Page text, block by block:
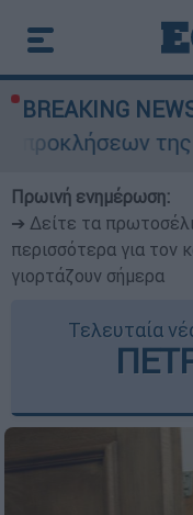
BREAKING
της Άγκυρας
Πρωινή ενημέρωση:
➔ Δείτε τα
περισσότερα για τον
γιορτάζουν σήμερα
Τελευταία